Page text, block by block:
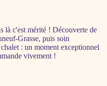
là c'est mérité ! Découverte de
Grasse, puis soin
: un moment exceptionnel
vivement !